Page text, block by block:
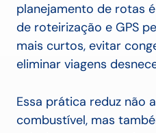
planejamento de rotas
de roteirização e GPS
mais curtos, evitar
eliminar viagens
Essa prática reduz não
combustível, mas